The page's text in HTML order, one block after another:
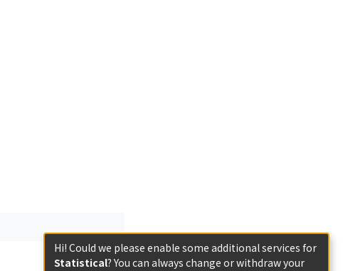
Hi! Could we please enable some additional services for
Statistical? You can always change or withdraw your